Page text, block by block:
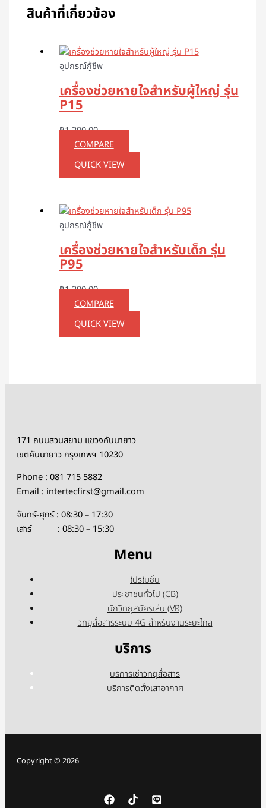
สินค้าที่เกี่ยวข้อง
อุปกรณ์กู้ชีพ
เครื่องช่วยหายใจสำหรับผู้ใหญ่ รุ่น
P15
฿1,290.00
COMPARE
QUICK VIEW
อุปกรณ์กู้ชีพ
เครื่องช่วยหายใจสำหรับเด็ก รุ่น
P95
฿1,290.00
COMPARE
QUICK VIEW
171 ถนนสวนสยาม แขวงคันนายาว
เขตคันนายาว กรุงเทพฯ 10230
Phone : 081 715 5882
Email : intertecfirst@gmail.com
จันทร์-ศุกร์ : 08:30 – 17:30
เสาร์ : 08:30 – 15:30
Menu
โปรโมชั่น
ประชาชนทั่วไป (CB)
นักวิทยุสมัครเล่น (VR)
วิทยุสื่อสารระบบ 4G สำหรับงานระยะไกล
บริการ
บริการเช่าวิทยุสื่อสาร
บริการติดตั้งเสาอากาศ
Copyright © 2026